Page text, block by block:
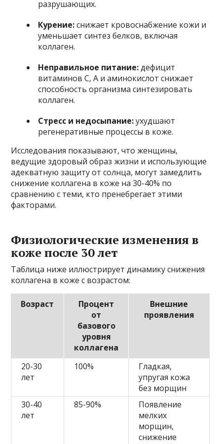
разрушающих.
Курение:снижает кровоснабжение кожи и
уменьшает синтез белков, включая
коллаген.
Неправильное питание:дефицит
витаминов С, А и аминокислот снижает
способность организма синтезировать
коллаген.
Стресс и недосыпание:ухудшают
регенеративные процессы в коже.
Исследования показывают, что женщины,
ведущие здоровый образ жизни и использующие
адекватную защиту от солнца, могут замедлить
снижение коллагена в коже на 30-40% по
сравнению с теми, кто пренебрегает этими
факторами.
Физиологические изменения в
коже после 30 лет
Таблица ниже иллюстрирует динамику снижения
коллагена в коже с возрастом:
Возраст
Процент
от
базового
уровня
коллагена
Внешние
проявления
20-30
лет
100%
Гладкая,
упругая кожа
без морщин
30-40
лет
85-90%
Появление
мелких
морщин,
снижение